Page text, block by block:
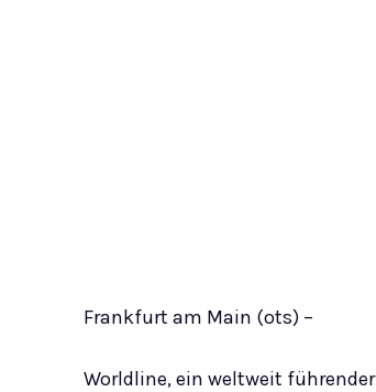
Frankfurt am Main (ots) –
Worldline, ein weltweit